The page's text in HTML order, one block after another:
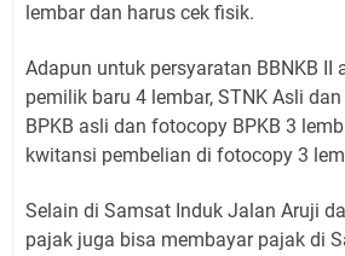
lembar dan harus cek fisik.
Adapun untuk persyaratan BBNKB II
pemilik baru 4 lembar, STNK Asli
BPKB asli dan fotocopy BPKB 3
kwitansi pembelian di fotocopy 3
Selain di Samsat Induk Jalan Aruji
pajak juga bisa membayar pajak di